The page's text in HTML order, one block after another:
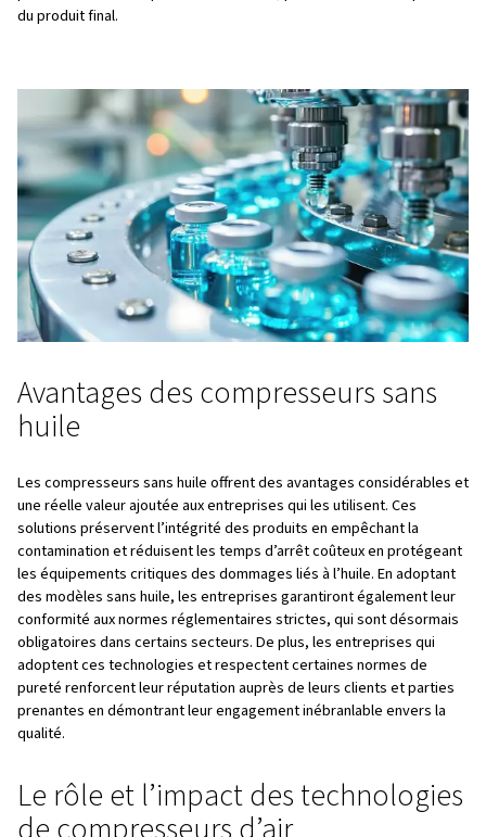
blister et le remplissage des flacons. Pendant ces
comprimé facilite les processus de séchage et de
introduire d’humidité ou d’huile. Les compresseurs sans
également idéaux à cet effet.
Automatisation et
L’air exempt d’huile empêche les dysfonctionnements
les vannes et les convoyeurs, garantissant un
et fiable.
Fermentation et produits
biopharmaceutiques
L’aération par air comprimé stérile favorise les cultures
microbiennes, où une qualité d’air compromise peut
détérioration du produit ou une défaillance du lot. Ici, les
compresseurs sans huile fournissent l’air stérile
processus, garantissant une fermentation et une
biopharmaceutiques réussies.
Processus de séchage